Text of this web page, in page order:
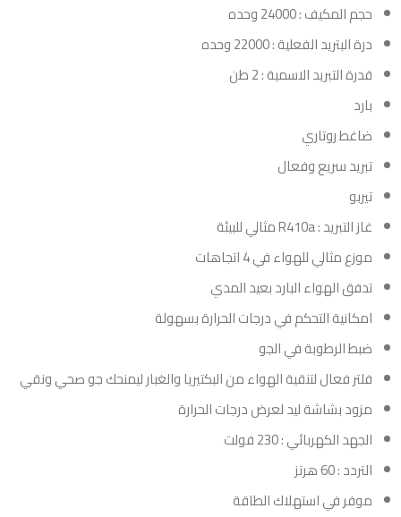
حجم المكيف : 24000 وحده
درة البتريد الفعلية : 22000 وحده
قدرة التبريد الاسمية : 2 طن
بارد
ضاغط روتاري
تبريد سريع وفعال
تيربو
غاز التبريد : R410a مثالي للبيئة
موزع مثالي للهواء في 4 اتجاهات
تدفق الهواء البارد بعيد المدي
امكانية التحكم في درجات الحرارة بسهولة
ضبط الرطوبة في الجو
فلتر فعال لتنقية الهواء من البكتيريا والغبار ليمنحك جو صحي ونقي
مزود بشاشة ليد لعرض درجات الحرارة
الجهد الكهربائي : 230 فولت
التردد : 60 هرتز
موفر في استهلاك الطاقة